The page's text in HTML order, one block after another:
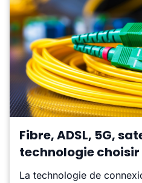
Fibre, ADSL, 5G,
technologie choisir
La technologie de